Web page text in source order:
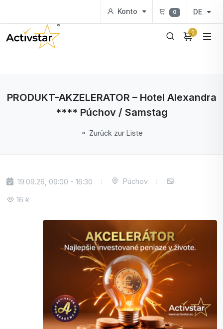
Konto 0 DE
0
PRODUKT-AKZELERATOR – Hotel Alexandra
**** Púchov / Samstag
Zurück zur Liste
19.09.26, 09:00 - 16:30 Púchov
16 k